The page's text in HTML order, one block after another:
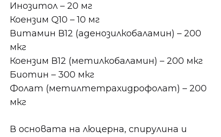
Инозитол – 20 мг
Коензим Q10 – 10 мг
Витамин В12 (аденозилкобаламин) – 200
мкг
Коензим В12 (метилкобаламин) – 200 мкг
Биотин – 300 мкг
Фолат (метилтетрахидрофолат) – 200
мкг
В основата на люцерна, спирулина и